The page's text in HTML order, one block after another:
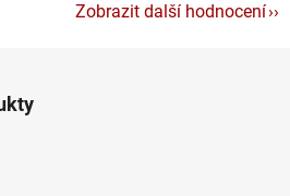
Zobrazit další hodnocení